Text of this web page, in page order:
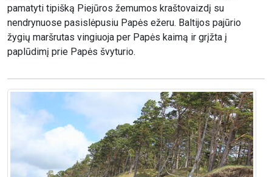
pamatyti tipišką Piejūros žemumos kraštovaizdį su
nendrynuose pasislėpusiu Papės ežeru. Baltijos pajūrio
žygių maršrutas vingiuoja per Papės kaimą ir grįžta į
paplūdimį prie Papės švyturio.